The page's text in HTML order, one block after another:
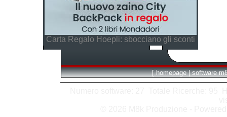
Carta Regalo Hoepli: sbocciano gli sconti
[ homepage | software